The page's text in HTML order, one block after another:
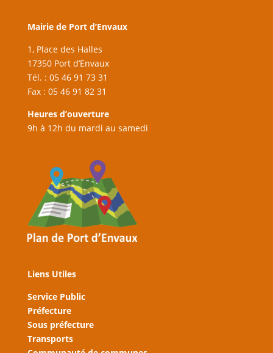
Mairie de Port d’Envaux
1, Place des Halles
17350 Port d’Envaux
Tél. : 05 46 91 73 31
Fax : 05 46 91 82 31
Heures d’ouverture
9h à 12h du mardi au samedi
Liens Utiles
Service Public
Préfecture
Sous préfecture
Transports